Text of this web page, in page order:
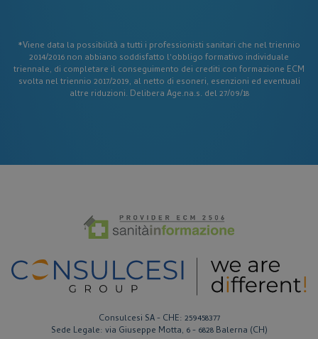
*Viene data la possibilità a tutti i professionisti sanitari che nel triennio
2014/2016 non abbiano soddisfatto l'obbligo formativo individuale
triennale, di completare il conseguimento dei crediti con formazione ECM
svolta nel triennio 2017/2019, al netto di esoneri, esenzioni ed eventuali
altre riduzioni. Delibera Age.na.s. del 27/09/18
Consulcesi SA - CHE: 259458377
Sede Legale: via Giuseppe Motta, 6 - 6828 Balerna (CH)
visid_incap_2921979 .certid.it
.corsi-ecm-fad.it